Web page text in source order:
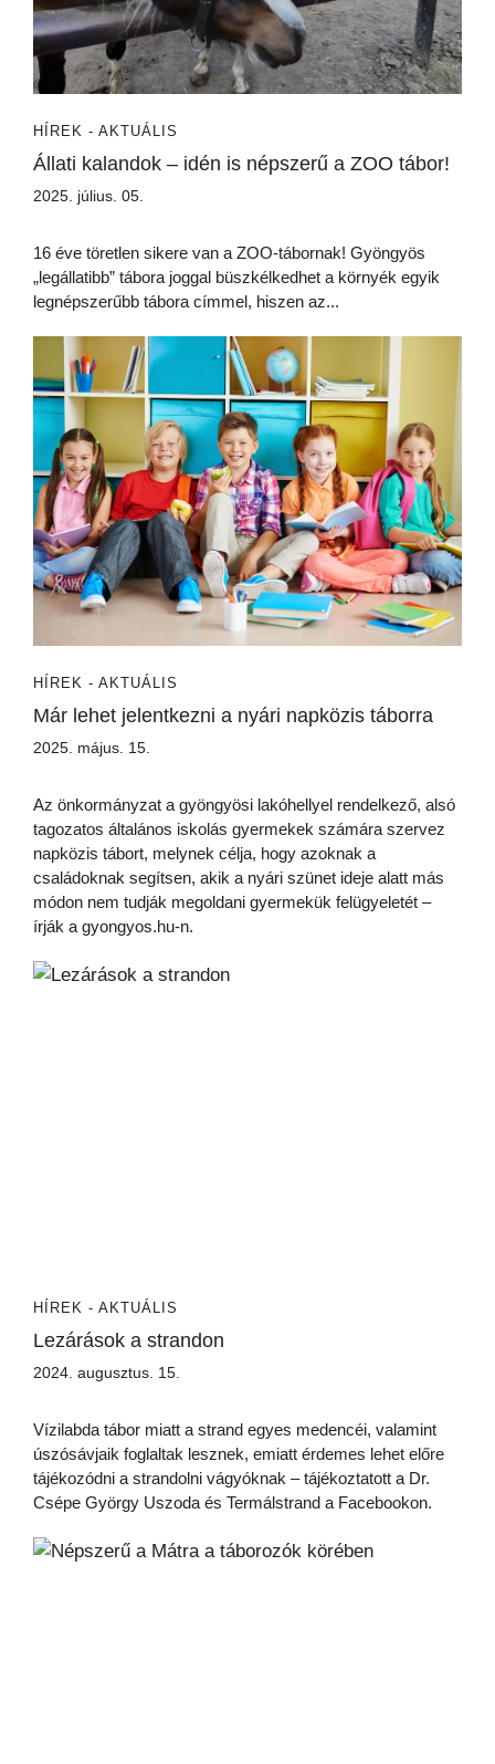
HÍREK - AKTUÁLIS
Állati kalandok – idén is népszerű a ZOO tábor!
2025. július. 05.
16 éve töretlen sikere van a ZOO-tábornak! Gyöngyös
„legállatibb” tábora joggal büszkélkedhet a környék egyik
legnépszerűbb tábora címmel, hiszen az...
HÍREK - AKTUÁLIS
Már lehet jelentkezni a nyári napközis táborra
2025. május. 15.
Az önkormányzat a gyöngyösi lakóhellyel rendelkező, alsó
tagozatos általános iskolás gyermekek számára szervez
napközis tábort, melynek célja, hogy azoknak a
családoknak segítsen, akik a nyári szünet ideje alatt más
módon nem tudják megoldani gyermekük felügyeletét –
írják a gyongyos.hu-n.
HÍREK - AKTUÁLIS
Lezárások a strandon
2024. augusztus. 15.
Vízilabda tábor miatt a strand egyes medencéi, valamint
úszósávjaik foglaltak lesznek, emiatt érdemes lehet előre
tájékozódni a strandolni vágyóknak – tájékoztatott a Dr.
Csépe György Uszoda és Termálstrand a Facebookon.